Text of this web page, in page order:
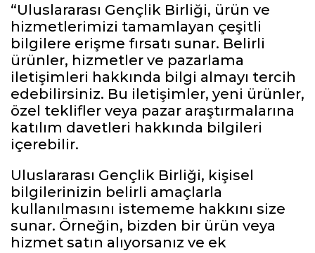
“Uluslararası Gençlik Birliği, ürün ve
hizmetlerimizi tamamlayan çeşitli
bilgilere erişme fırsatı sunar. Belirli
ürünler, hizmetler ve pazarlama
iletişimleri hakkında bilgi almayı tercih
edebilirsiniz. Bu iletişimler, yeni ürünler,
özel teklifler veya pazar araştırmalarına
katılım davetleri hakkında bilgileri
içerebilir.
Uluslararası Gençlik Birliği, kişisel
bilgilerinizin belirli amaçlarla
kullanılmasını istememe hakkını size
sunar. Örneğin, bizden bir ürün veya
hizmet satın alıyorsanız ve ek